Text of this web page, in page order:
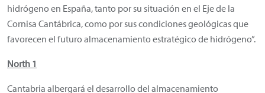
hidrógeno en España, tanto por su situación en el Eje de la
Cornisa Cantábrica, como por sus condiciones geológicas que
favorecen el futuro almacenamiento estratégico de hidrógeno”.
North 1
Cantabria albergará el desarrollo del almacenamiento